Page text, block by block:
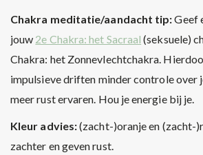
Chakra meditatie/aandacht tip:Geef
jouw 2e Chakra: het Sacraal (seksuele)
Chakra: het Zonnevlechtchakra.
impulsieve driften minder controle over
meer rust ervaren. Hou je energie bij je.
Kleur advies:(zacht-)oranje en (zacht-
zachter en geven rust.